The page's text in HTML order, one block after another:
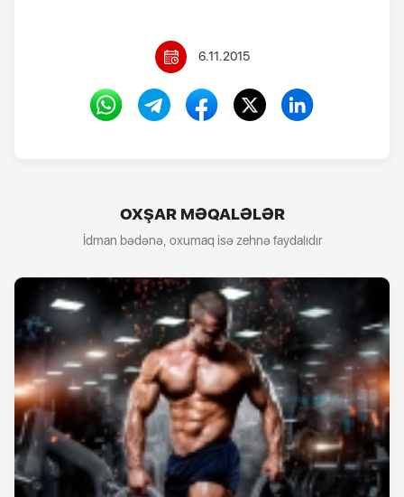
6.11.2015
OXŞAR MƏQALƏLƏR
İdman bədənə, oxumaq isə zehnə faydalıdır